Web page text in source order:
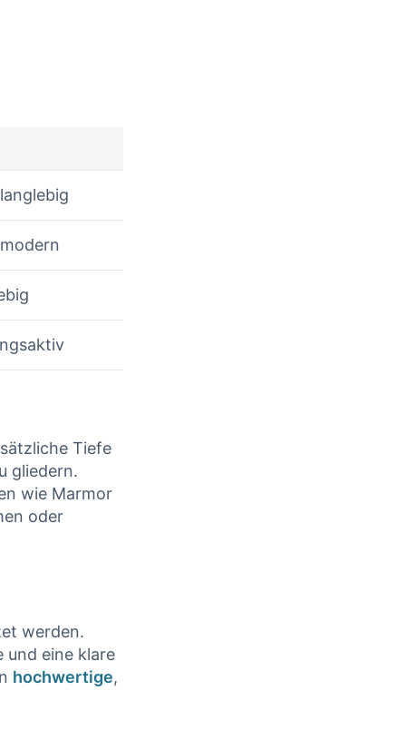
Tiefe
gliedern.
wie Marmor‍
oder
werden.
und eine klare
hochwertige, ​